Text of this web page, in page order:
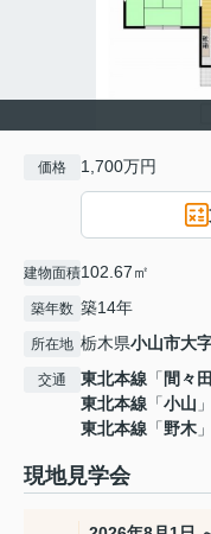
価格 1,700万円
建物面積102.67㎡
築年数 築14年
所在地 栃木県小山市大
交通 東北本線 「 間々田
東北本線 「小山
東北本線 「野木
現地見学会